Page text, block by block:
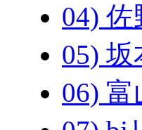
04)
05) 坂
06)